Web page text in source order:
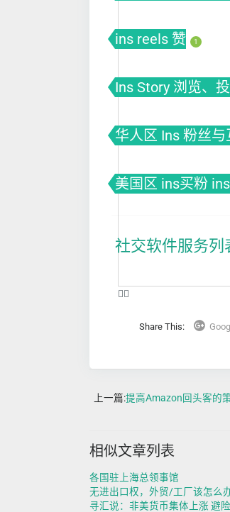
ins reels 赞 1
Ins Story 浏览、
华人区 Ins 粉丝
美国区 ins买粉
社交软件服务列
❤️‍🔥
Share This:
上一篇:提高Amazon回头客的
相似文章列表
各国驻上海总领事馆
无进出口权，外贸/工厂该怎么办
寻汇说：非美货币集体上涨 避